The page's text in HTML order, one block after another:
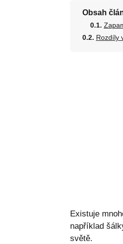
Obsah
Rozdíly
Existuje
například
světě.